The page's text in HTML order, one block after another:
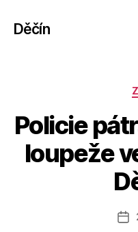
Děčín
Policie
loupeže